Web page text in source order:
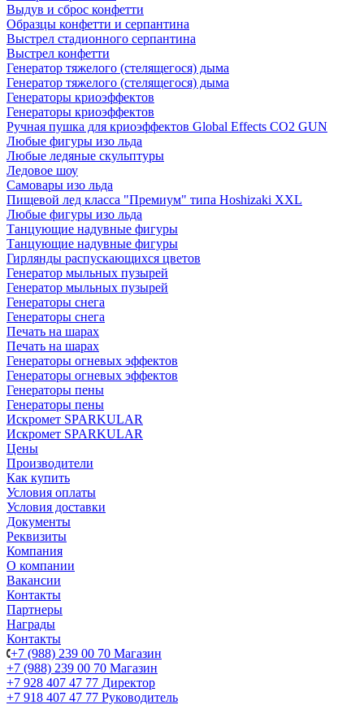
Выдув и сброс конфетти
Образцы конфетти и серпантина
Выстрел стадионного серпантина
Выстрел конфетти
Генератор тяжелого (стелящегося) дыма
Генератор тяжелого (стелящегося) дыма
Генераторы криоэффектов
Генераторы криоэффектов
Ручная пушка для криоэффектов Global Effects CO2 GUN
Любые фигуры изо льда
Любые ледяные скульптуры
Ледовое шоу
Самовары изо льда
Пищевой лед класса "Премиум" типа Hoshizaki XXL
Любые фигуры изо льда
Танцующие надувные фигуры
Танцующие надувные фигуры
Гирлянды распускающихся цветов
Генератор мыльных пузырей
Генератор мыльных пузырей
Генераторы снега
Генераторы снега
Печать на шарах
Печать на шарах
Генераторы огневых эффектов
Генераторы огневых эффектов
Генераторы пены
Генераторы пены
Искромет SPARKULAR
Искромет SPARKULAR
Цены
Производители
Как купить
Условия оплаты
Условия доставки
Документы
Реквизиты
Компания
О компании
Вакансии
Контакты
Партнеры
Награды
Контакты
+7 (988) 239 00 70 Магазин
+7 (988) 239 00 70 Магазин
+7 928 407 47 77 Директор
+7 918 407 47 77 Руководитель